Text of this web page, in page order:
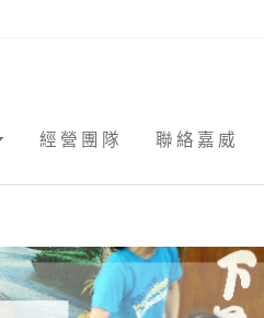
經營團隊 聯絡嘉威